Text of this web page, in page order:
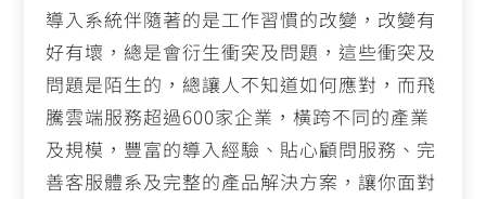
導入系統伴隨著的是工作習慣的改變，改變有
好有壞，總是會衍生衝突及問題，這些衝突及
問題是陌生的，總讓人不知道如何應對，而飛
騰雲端服務超過600家企業，橫跨不同的產業
及規模，豐富的導入經驗、貼心顧問服務、完
善客服體系及完整的產品解決方案，讓你面對